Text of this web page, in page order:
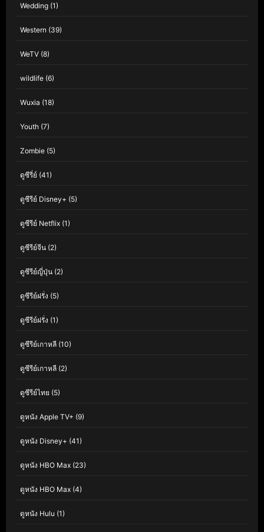
Wedding (1)
Western (39)
WeTV (8)
wildlife (6)
Wuxia (18)
Youth (7)
Zombie (5)
ดูซีรี่ย์ (41)
ดูซีรีย์ Disney+ (5)
ดูซีรีย์ Netflix (1)
ดูซีรีย์จีน (2)
ดูซีรีย์ญี่ปุ่น (2)
ดูซีรีย์ฝรั่ง (5)
ดูซีรีย์ฝรั่ง (1)
ดูซีรีย์เกาหลี (10)
ดูซีรีย์เกาหลี (2)
ดูซีรีย์ไทย (5)
ดูหนัง Apple TV+ (9)
ดูหนัง Disney+ (41)
ดูหนัง HBO Max (23)
ดูหนัง HBO Max (4)
ดูหนัง Hulu (1)